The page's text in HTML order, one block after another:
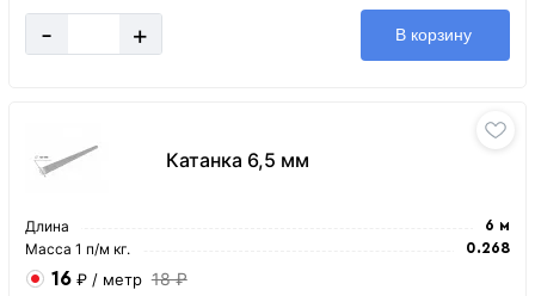
- + В корзину
Катанка 6,5 мм
Длина 6 м
Масса 1 п/м кг. 0.268
16 ₽ / метр 18 ₽